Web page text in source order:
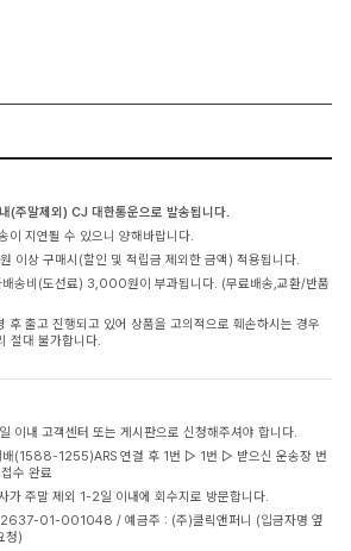
(주말제외) CJ 대한통운으로 발송됩니다.
이 지연될 수 있으니 양해바랍니다.
이상 구매시(할인 및 적립금 제외한 금액) 적용됩니다.
배송비(도선료) 3,000원이 부과됩니다. (무료배송,교환/반품
후 출고 진행되고 있어 상품을 고의적으로 훼손하시는 경우
절대 불가합니다.
이내 고객센터 또는 게시판으로 신청해주셔야 합니다.
배(1588-1255)ARS 연결 후 1번 ▷ 1번 ▷ 받으신 운송장 번
수 완료
가 주말 제외 1-2일 이내에 회수지로 방문합니다.
01-001048 / 예금주 : (주)클릭앤퍼니 (입금자명 옆
청)